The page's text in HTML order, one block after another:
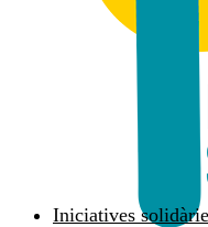
Iniciatives